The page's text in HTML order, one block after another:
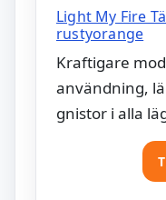
Light My Fire
rustyorange
Kraftigare
användning,
gnistor i alla